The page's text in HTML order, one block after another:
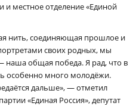
местное отделение «Единой
нить, соединяющая прошлое и
своих родных, мы
наша общая победа. Я рад, что в
особенно много молодёжи.
дальше», — отметил
«Единая Россия», депутат